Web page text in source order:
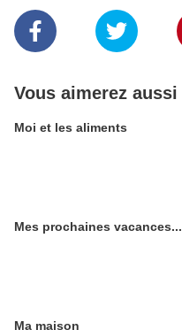
Vous aimerez aussi
Moi et les aliments
Mes prochaines vacances...
Ma maison